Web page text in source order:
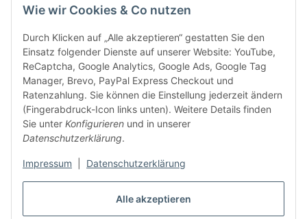
Alle akzeptieren
Wie wir Cookies & Co nutzen
Durch Klicken auf „Alle akzeptieren“ gestatten Sie den
Einsatz folgender Dienste auf unserer Website: YouTube,
ReCaptcha, Google Analytics, Google Ads, Google Tag
Manager, Brevo, PayPal Express Checkout und
Ratenzahlung. Sie können die Einstellung jederzeit ändern
(Fingerabdruck-Icon links unten). Weitere Details finden
Sie unter Konfigurieren und in unserer
Datenschutzerklärung.
Impressum Datenschutzerklärung
Kontakt
Informationen
Gesetzliche Informationen
Vertrag widerrufen
Bücher
Seminare